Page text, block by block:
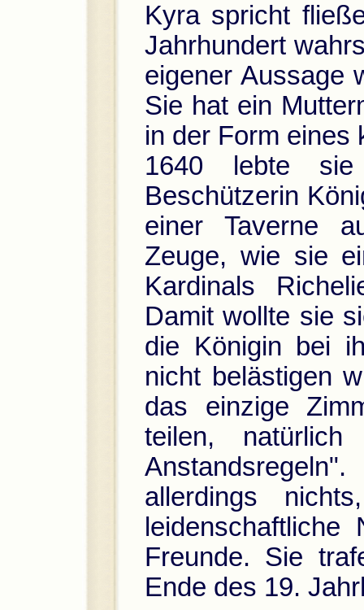
Kyra spricht
Jahrhundert
eigener Aussage
Sie hat ein
in der Form eines
1640 lebte
Beschützerin
einer Taverne
Zeuge, wie sie
Kardinals
Damit wollte sie
die Königin bei
nicht belästigen
das einzige
teilen,
allerdings
Freunde. Sie
Ende des 19.